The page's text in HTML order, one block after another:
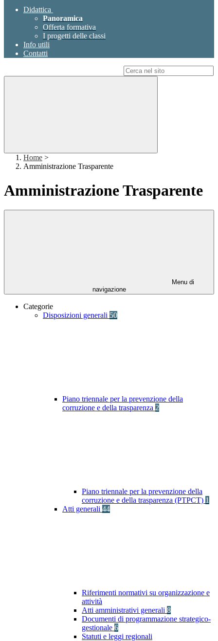
Didattica
Panoramica
Offerta formativa
I progetti delle classi
Info utili
Contatti
Home >
Amministrazione Trasparente
Amministrazione Trasparente
Menu di
navigazione
Categorie
Disposizioni generali 50
Piano triennale per la prevenzione della
corruzione e della trasparenza 2
Piano triennale per la prevenzione della
corruzione e della trasparenza (PTPCT) 1
Atti generali 44
Riferimenti normativi su organizzazione e
attività
Atti amministrativi generali 8
Documenti di programmazione strategico-
gestionale 6
Statuti e leggi regionali